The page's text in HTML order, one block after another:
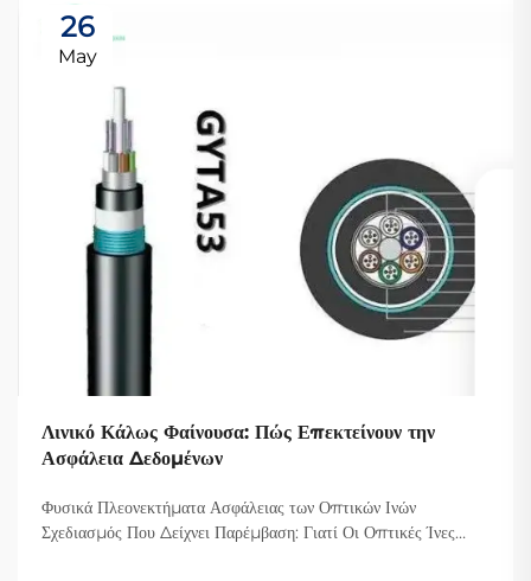
26
May
Λινικό Κάλως Φαίνουσα: Πώς Επεκτείνουν την
Ασφάλεια Δεδομένων
Φυσικά Πλεονεκτήματα Ασφάλειας των Οπτικών Ινών
Σχεδιασμός Που Δείχνει Παρέμβαση: Γιατί Οι Οπτικές Ίνες